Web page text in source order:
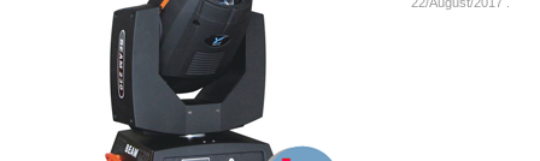
22/August/2017 .